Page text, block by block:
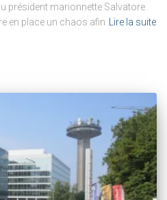
président marionnette Salvatore
en place un chaos afin
Lire la suite